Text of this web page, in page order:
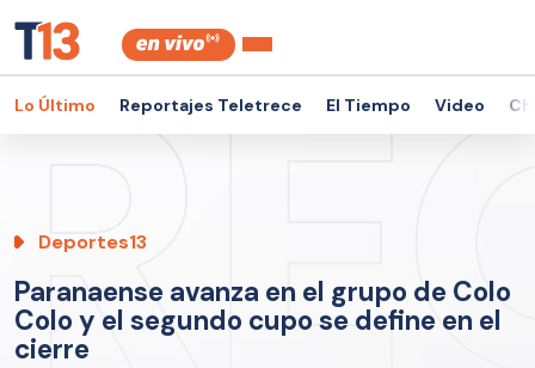
Lo Último Reportajes Teletrece El Tiempo Video
Deportes13
Paranaense avanza en el grupo de Colo
Colo y el segundo cupo se define en el
cierre